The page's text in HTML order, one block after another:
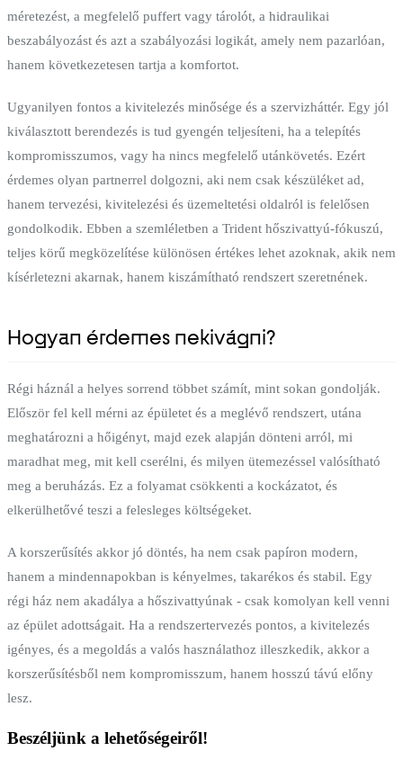
méretezést, a megfelelő puffert vagy tárolót, a hidraulikai
beszabályozást és azt a szabályozási logikát, amely nem pazarlóan,
hanem következetesen tartja a komfortot.
Ugyanilyen fontos a kivitelezés minősége és a szervizháttér. Egy jól
kiválasztott berendezés is tud gyengén teljesíteni, ha a telepítés
kompromisszumos, vagy ha nincs megfelelő utánkövetés. Ezért
érdemes olyan partnerrel dolgozni, aki nem csak készüléket ad,
hanem tervezési, kivitelezési és üzemeltetési oldalról is felelősen
gondolkodik. Ebben a szemléletben a Trident hőszivattyú-fókuszú,
teljes körű megközelítése különösen értékes lehet azoknak, akik nem
kísérletezni akarnak, hanem kiszámítható rendszert szeretnének.
Hogyan érdemes nekivágni?
Régi háznál a helyes sorrend többet számít, mint sokan gondolják.
Először fel kell mérni az épületet és a meglévő rendszert, utána
meghatározni a hőigényt, majd ezek alapján dönteni arról, mi
maradhat meg, mit kell cserélni, és milyen ütemezéssel valósítható
meg a beruházás. Ez a folyamat csökkenti a kockázatot, és
elkerülhetővé teszi a felesleges költségeket.
A korszerűsítés akkor jó döntés, ha nem csak papíron modern,
hanem a mindennapokban is kényelmes, takarékos és stabil. Egy
régi ház nem akadálya a hőszivattyúnak - csak komolyan kell venni
az épület adottságait. Ha a rendszertervezés pontos, a kivitelezés
igényes, és a megoldás a valós használathoz illeszkedik, akkor a
korszerűsítésből nem kompromisszum, hanem hosszú távú előny
lesz.
Beszéljünk a lehetőségeiről!